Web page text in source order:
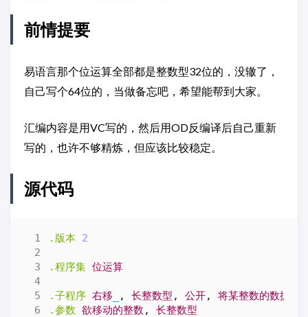
前情提要
易语言那个位运算全部都是整数型32位的，没辙了，
自己写个64位的，当做备忘吧，希望能帮到大家。
汇编内容是用VC写的，然后用OD反编译后自己重新
写的，也许不够精炼，但应该比较稳定。
源代码
.版本 2
.程序集 位运算
.子程序 右移 , 长整数型 , 公开,
将某整数的数据位
.参数 欲移动的整数 ,
长整数型